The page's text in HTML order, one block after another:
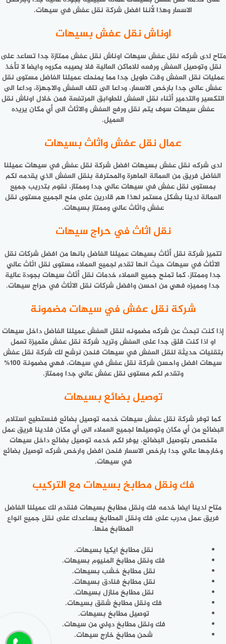
الاسعار وهذا لأننا افضل شركة نقل عفش في سيهات.
اوناش نقل عفش بسيهات
متاح لدى شركه نقل عفش سيهات اوناش نقل عفش ممتازة جدا تساعد على
نقل وتوصيل العفش ورفعه للاماكن العالية فلا يصيبه مكروه وايضا لا تأخذ
عمليات نقل العفش وقت طويل جدا مما يمنحك عميلنا الفاضل مستوى نقل
عفش عالي جدا بارخص الاسعار، وداعا الى تلف العفش والاجهزة، وداعا الى
التكسير والتدمير أثناء نقل العفش للطوابق المرتفعة فمن خلال اوناش نقل
عفش سيهات سوف يتم نقل ورفع العفش والاثاث الى أي مكان يريده
العميل.
عمال نقل عفش واثاث بسيهات
لدى شركه نقل عفش بسيهات افضل شركة نقل عفش في سيهات عميلنا
الفاضل فريق من العمالة الماهرة والمحترفة بنقل العفش الذي يقدمه لكم
بمستوى نقل عفش في سيهات عالي جدا وممتاز، نقوم بتدريب جميع
العمالة لدينا بشكل مستمر لهذا هم قادرين على منح الجميع مستوى نقل
عفش واثاث عالي وممتاز بسيهات.
نقل اثاث في حراج سيهات
تتميز شركة نقل أثاث بسيهات عميلنا الفاضل بانها من افضل شركات نقل
الاثاث في سيهات حيث انها تقدم لجميع العملاء مستوى نقل اثاث عالي
جدا وممتاز، كما تمنح جميع العملاء خدمات نقل أثاث سيهات بجودة عالية
جدا ومميزه فهي من احسن وافضل شركات نقل الاثاث في حراج سيهات.
شركة نقل عفش في سيهات مضمونة
إذا كنت تبحث عن شركه مضمونه لنقل العفش عميلنا الفاضل داخل سيهات
او اذا كنت قلق جدا على العفش وتريد شركة نقل عفش متميزة تعمل
بتقنيات حديثة لنقل العفش في سيهات فنحن نرشح لك شركة نقل عفش
سيهات افضل واحسن شركة نقل عفش في سيهات، فهي مضمونة 100%
وتقدم لكم مستوى نقل عفش عالي جدا وممتاز.
توصيل بضائع بسيهات
كما توفر شركة نقل عفش سيهات خدمه توصيل بضائع فنستطيع استلام
البضائع من أي مكان وتوصيلها لجميع العملاء الى أي مكان فلدينا فريق عمل
متخصص بتوصيل البضائع، يوفر لكم خدمه توصيل بضائع داخل سيهات
وخارجها عالي جدا بارخص الاسعار فنحن افضل وارخص شركه توصيل بضائع
في سيهات.
فك ونقل مطابخ بسيهات مع التركيب
متاح لدينا ايضا خدمه فك ونقل مطابخ بسيهات فنقدم لك عميلنا الفاضل
فريق عمل مدرب على فك ونقل المطابخ يساعدك على نقل جميع انواع
المطابخ منها.
نقل مطابخ ايكيا بسيهات.
فك ونقل مطابخ المنيوم بسيهات.
نقل مطابخ خشب بسيهات.
نقل مطابخ فنادق بسيهات.
نقل مطابخ منازل بسيهات.
فك ونقل مطابخ شقق بسيهات.
توصيل مطابخ بسيهات.
فك ونقل مطابخ دولي من سيهات.
شحن مطابخ خارج سيهات.